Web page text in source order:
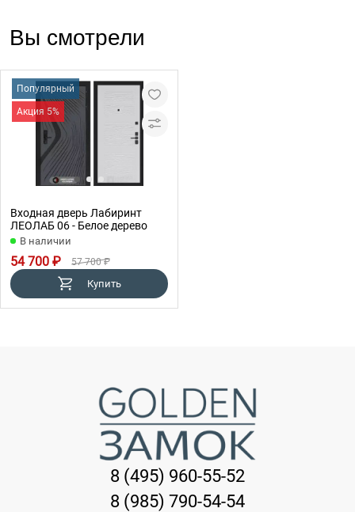
Вы смотрели
Популярный
Акция 5%
Входная дверь Лабиринт
ЛЕОЛАБ 06 - Белое дерево
В наличии
54 700 ₽ 57 700 ₽
Купить
8 (495) 960-55-52
8 (985) 790-54-54